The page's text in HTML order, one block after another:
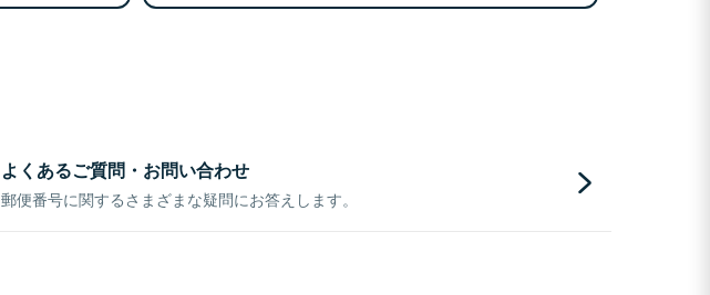
よくあるご質問・お問い合わせ
郵便番号に関するさまざまな疑問にお答えします。